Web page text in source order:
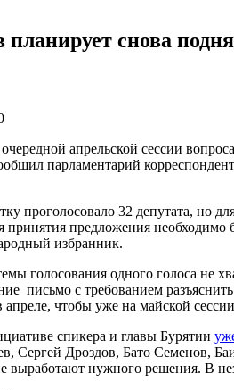
снова
апрельской сессии
парламентарий
проголосовало 32 депутата, но
принятия предложения
избранник.
голосования одного голоса не
письмо с требованием
чтобы уже на майской сессии
спикера и главы Бурятии
Сергей Дроздов, Бато Семенов,
выработают нужного решения. В